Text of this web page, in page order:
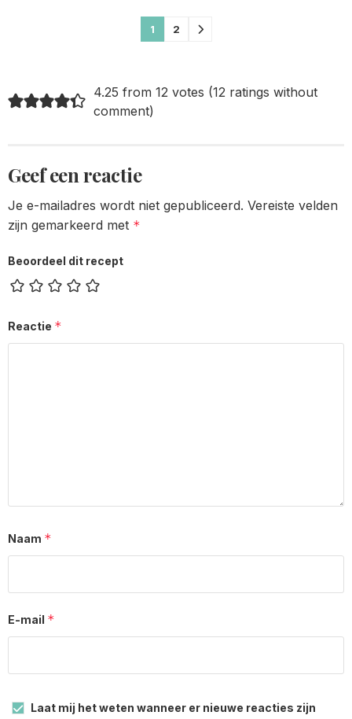
1 2
4.25 from 12 votes (12 ratings without
comment)
Geef een reactie
Je e-mailadres wordt niet gepubliceerd. Vereiste velden
zijn gemarkeerd met *
Beoordeel dit recept
Reactie *
Naam *
E-mail *
Laat mij het weten wanneer er nieuwe reacties zijn